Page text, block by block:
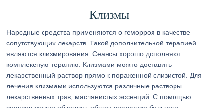
Клизмы
Народные средства применяются о геморроя в качестве
сопутствующих лекарств. Такой дополнительной терапией
являются клизмирования. Сеансы хорошо дополняют
комплексную терапию. Клизмами можно доставить
лекарственный раствор прямо к пораженной слизистой. Для
лечения клизмами используются различные растворы
лекарственных трав, маслянистых эссенций. С помощью